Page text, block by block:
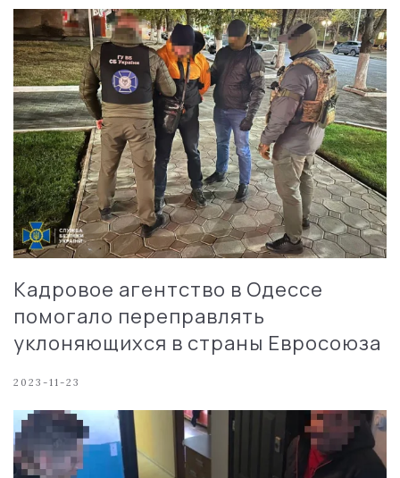
Кадровое агентство в Одессе
помогало переправлять
уклоняющихся в страны Евросоюза
2023-11-23